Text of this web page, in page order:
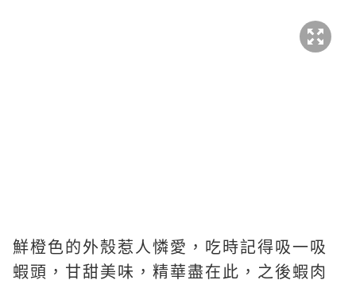
鮮橙色的外殼惹人憐愛，吃時記得吸一吸
蝦頭，甘甜美味，精華盡在此，之後蝦肉